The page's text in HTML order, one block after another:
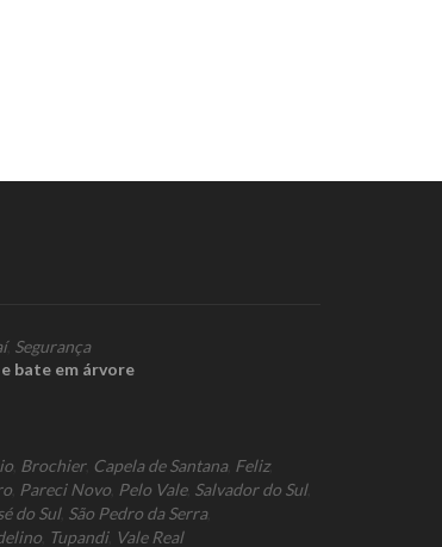
, Segurança
bate em árvore
Brochier, Capela de Santana, Feliz,
Pareci Novo Pelo Vale, Salvador do Sul,
do Sul, São Pedro da Serra,
Tupandi, Vale Real